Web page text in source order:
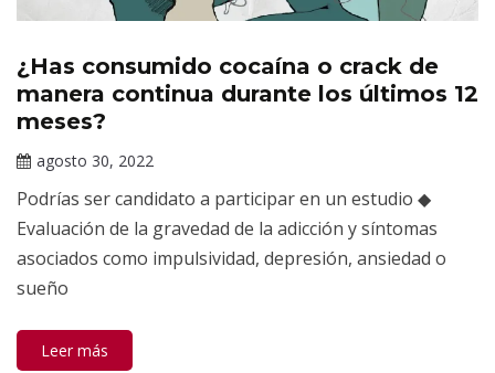
Información
de interés
¿Has consumido cocaína o crack de
manera continua durante los últimos 12
meses?
agosto 30, 2022
Gallardo
Podrías ser candidato a participar en un estudio ◆
Evaluación de la gravedad de la adicción y síntomas
asociados como impulsividad, depresión, ansiedad o
sueño
Leer más